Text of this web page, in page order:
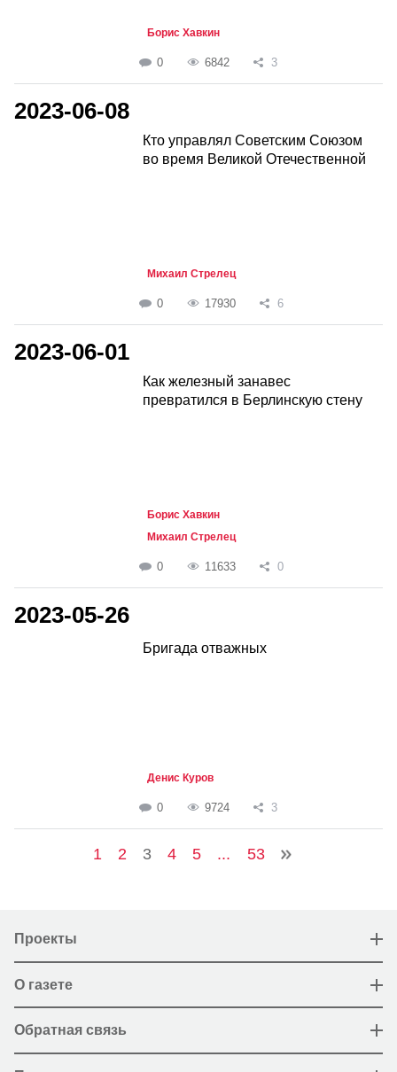
Борис Хавкин
0 6842 3
2023-06-08
Кто управлял Советским Союзом
во время Великой Отечественной
Михаил Стрелец
0 17930 6
2023-06-01
Как железный занавес
превратился в Берлинскую стену
Борис Хавкин
Михаил Стрелец
0 11633 0
2023-05-26
Бригада отважных
Денис Куров
0 9724 3
1 2 3 4 5 ... 53
Проекты
О газете
Обратная связь